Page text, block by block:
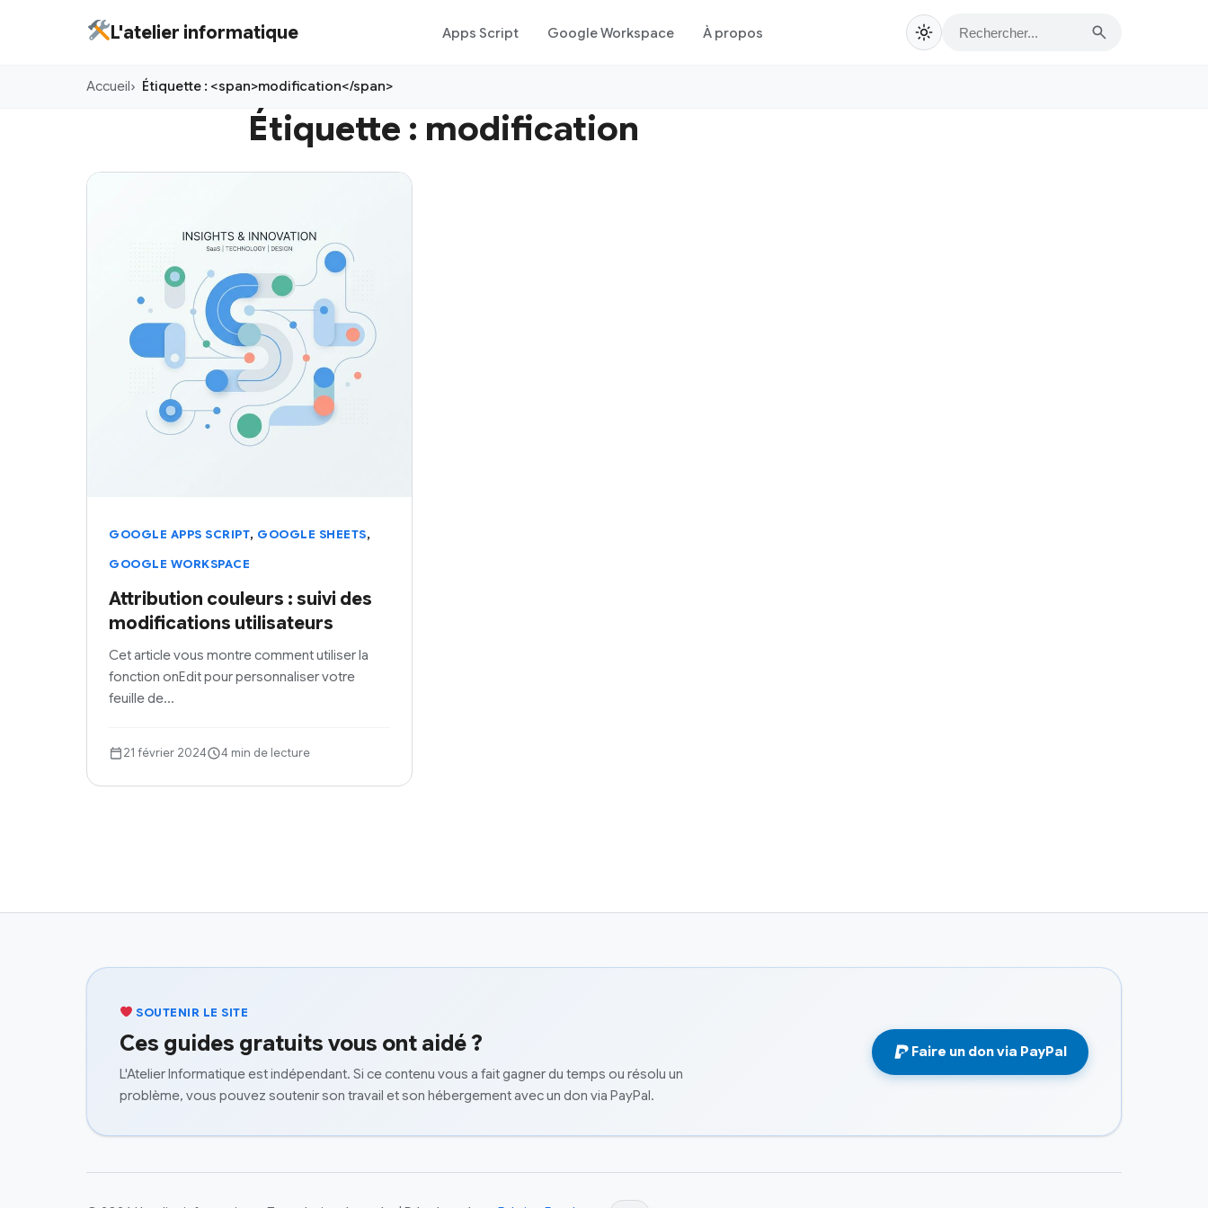
L'atelier informatique Apps Script Google Workspace À propos
Accueil Étiquette : <span>modification</span>
Étiquette : modification
GOOGLE APPS SCRIPT, GOOGLE SHEETS,
GOOGLE WORKSPACE
Attribution couleurs : suivi des
modifications utilisateurs
Cet article vous montre comment utiliser la
fonction onEdit pour personnaliser votre
feuille de…
21 février 2024 4 min de lecture
SOUTENIR LE SITE
Ces guides gratuits vous ont aidé ?
L'Atelier Informatique est indépendant. Si ce contenu vous a fait gagner du temps ou résolu un
problème, vous pouvez soutenir son travail et son hébergement avec un don via PayPal.
Faire un don via PayPal